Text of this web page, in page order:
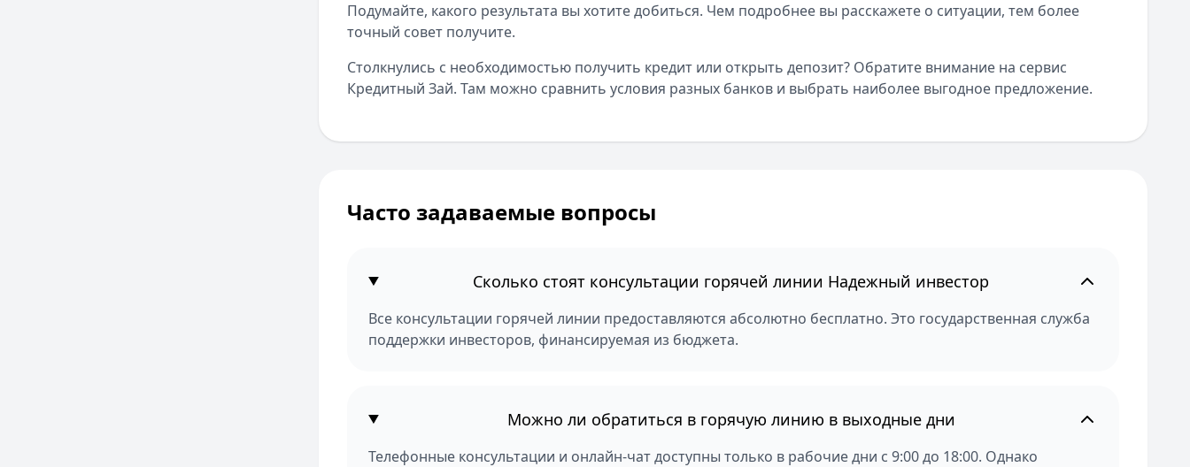
Подумайте, какого результата вы хотите добиться. Чем подробнее вы расскажете о ситуации, тем более
точный совет получите.
Столкнулись с необходимостью получить кредит или открыть депозит? Обратите внимание на сервис
Кредитный Зай. Там можно сравнить условия разных банков и выбрать наиболее выгодное предложение.
Часто задаваемые вопросы
Сколько стоят консультации горячей линии Надежный инвестор
Все консультации горячей линии предоставляются абсолютно бесплатно. Это государственная служба
поддержки инвесторов, финансируемая из бюджета.
Можно ли обратиться в горячую линию в выходные дни
Телефонные консультации и онлайн-чат доступны только в рабочие дни с 9:00 до 18:00. Однако